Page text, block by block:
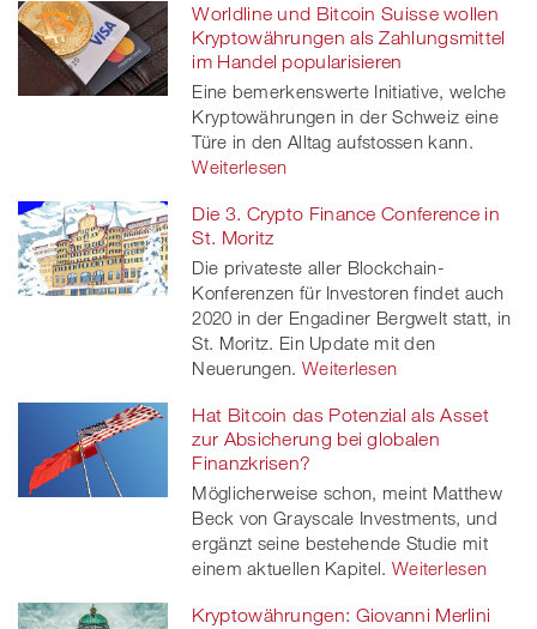
Facebook
on
twitt
er
linkedinXing
Worldline und Bitcoin Suisse wollen
Kryptowährungen als Zahlungsmittel
im Handel popularisieren
Eine bemerkenswerte Initiative, welche
Kryptowährungen in der Schweiz eine
Türe in den Alltag aufstossen kann.
Weiterlesen
Die 3. Crypto Finance Conference in
St. Moritz
Die privateste aller Blockchain-
Konferenzen für Investoren findet auch
2020 in der Engadiner Bergwelt statt, in
St. Moritz. Ein Update mit den
Neuerungen. Weiterlesen
Hat Bitcoin das Potenzial als Asset
zur Absicherung bei globalen
Finanzkrisen?
Möglicherweise schon, meint Matthew
Beck von Grayscale Investments, und
ergänzt seine bestehende Studie mit
einem aktuellen Kapitel. Weiterlesen
Kryptowährungen: Giovanni Merlini